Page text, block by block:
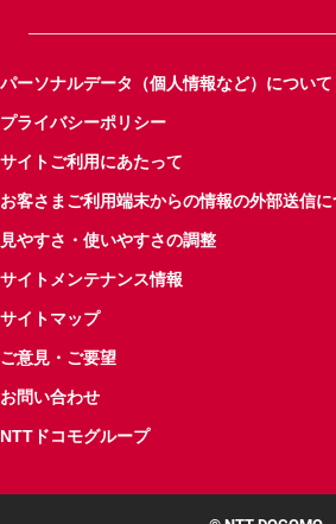
パーソナルデータ（個人情報など）について
プライバシーポリシー
サイトご利用にあたって
お客さまご利用端末からの情報の外部送信に
見やすさ・使いやすさの調整
サイトメンテナンス情報
サイトマップ
ご意見・ご要望
お問い合わせ
NTTドコモグループ